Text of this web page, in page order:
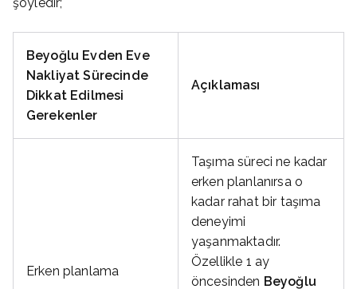
Beyoğlu Evden Eve
Nakliyat Sürecinde
Dikkat Edilmesi
Gerekenler
Açıklaması
Erken planlama
Taşıma süreci ne kadar
erken planlanırsa o
kadar rahat bir taşıma
deneyimi
yaşanmaktadır.
Özellikle 1 ay
öncesinden Beyoğlu